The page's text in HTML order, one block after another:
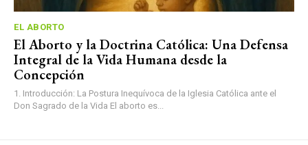
EL ABORTO
El Aborto y la Doctrina Católica: Una Defensa
Integral de la Vida Humana desde la
Concepción
1. Introducción: La Postura Inequívoca de la Iglesia Católica ante el
Don Sagrado de la Vida El aborto es...